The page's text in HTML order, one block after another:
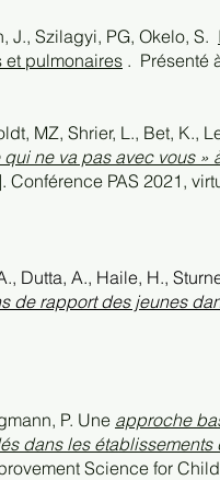
J., Szilagyi, PG, Okelo, S.
et pulmonaires . Présenté
MZ, Shrier, L., Bet, K.,
ne va pas avec vous
PAS 2021,
Dutta, A., Haile, H.,
de rapport des jeunes
P. Une approche
dans les
Science for